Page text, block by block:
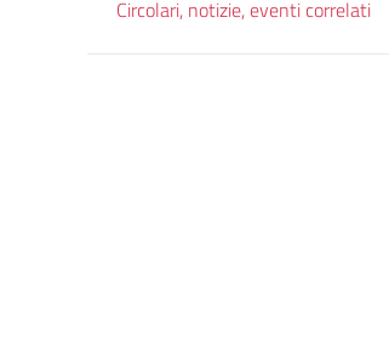
Circolari, notizie, eventi correlati